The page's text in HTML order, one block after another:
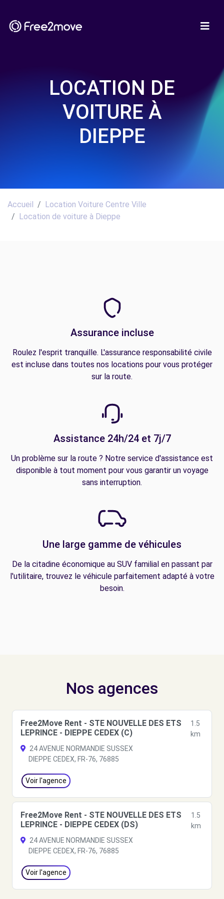
LOCATION DE
VOITURE À
DIEPPE
Accueil
Location Voiture Centre Ville
Location de voiture à Dieppe
Assurance incluse
Roulez l'esprit tranquille. L'assurance responsabilité civile
est incluse dans toutes nos locations pour vous protéger
sur la route.
Assistance 24h/24 et 7j/7
Un problème sur la route ? Notre service d'assistance est
disponible à tout moment pour vous garantir un voyage
sans interruption.
Une large gamme de véhicules
De la citadine économique au SUV familial en passant par
l'utilitaire, trouvez le véhicule parfaitement adapté à votre
besoin.
Nos agences
Free2Move Rent - STE NOUVELLE DES ETS
LEPRINCE - DIEPPE CEDEX (C)
1.5
km
24 AVENUE NORMANDIE SUSSEX
DIEPPE CEDEX, FR-76, 76885
Voir l'agence
Free2Move Rent - STE NOUVELLE DES ETS
LEPRINCE - DIEPPE CEDEX (DS)
1.5
km
24 AVENUE NORMANDIE SUSSEX
DIEPPE CEDEX, FR-76, 76885
Voir l'agence